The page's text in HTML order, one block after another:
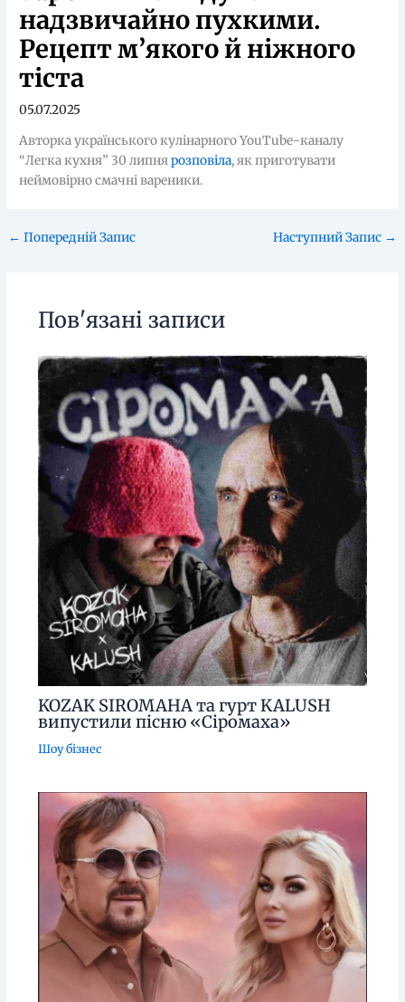
надзвичайно пухкими.
Рецепт м’якого й ніжного
тіста
05.07.2025
Авторка українського кулінарного YouTube-каналу
“Легка кухня” 30 липнярозповіла, як приготувати
неймовірно смачні вареники.
← Попередній Запис Наступний Запис →
Пов'язані записи
KOZAK SIROMAHA та гурт KALUSH
випустили пісню «Сіромаха»
Шоу бізнес